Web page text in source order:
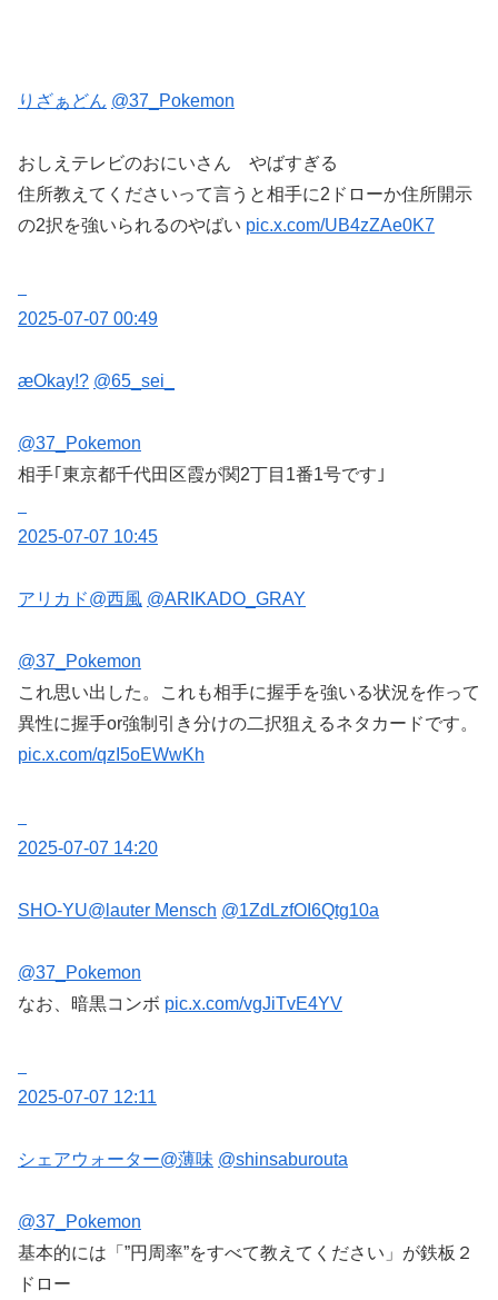
りざぁどん @37_Pokemon
おしえテレビのおにいさん やばすぎる
住所教えてくださいって言うと相手に2ドローか住所開示
の2択を強いられるのやばい pic.x.com/UB4zZAe0K7
2025-07-07 00:49
æOkay!? @65_sei_
@37_Pokemon
相手｢東京都千代田区霞が関2丁目1番1号です｣
2025-07-07 10:45
アリカド@西風 @ARIKADO_GRAY
@37_Pokemon
これ思い出した。これも相手に握手を強いる状況を作って
異性に握手or強制引き分けの二択狙えるネタカードです。
pic.x.com/qzI5oEWwKh
2025-07-07 14:20
SHO-YU@lauter Mensch @1ZdLzfOI6Qtg10a
@37_Pokemon
なお、暗黒コンボ pic.x.com/vgJiTvE4YV
2025-07-07 12:11
シェアウォーター@薄味 @shinsaburouta
@37_Pokemon
基本的には「”円周率”をすべて教えてください」が鉄板２
ドロー